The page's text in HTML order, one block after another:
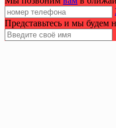
Представьтесь и мы будем